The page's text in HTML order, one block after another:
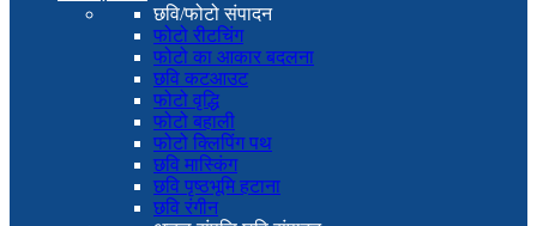
छवि/फोटो संपादन
फोटो रीटचिंग
फोटो का आकार बदलना
छवि कटआउट
फोटो वृद्धि
फोटो बहाली
फोटो क्लिपिंग पथ
छवि मास्किंग
छवि पृष्ठभूमि हटाना
छवि रंगीन